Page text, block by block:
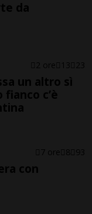
da
2 ore 13 23
un altro sì
c’è
7 ore 8 93
con